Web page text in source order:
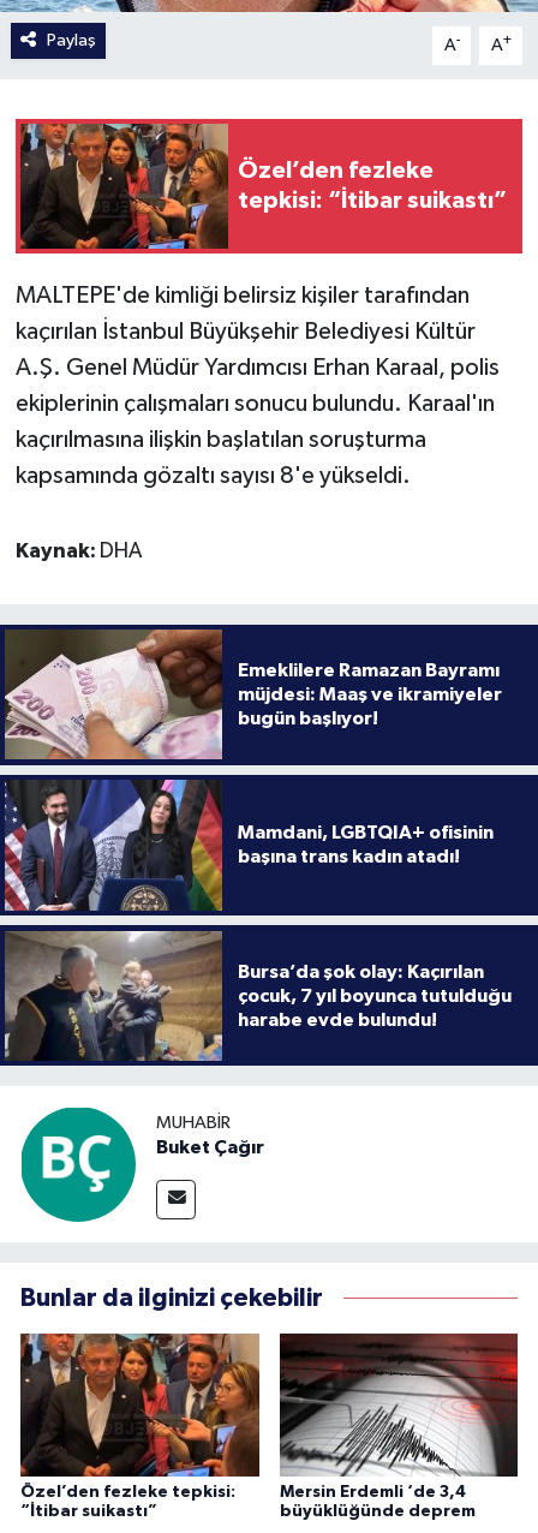
Paylaş A- A+
Özel’den fezleke
tepkisi: “İtibar suikastı”
MALTEPE'de kimliği belirsiz kişiler tarafından
kaçırılan İstanbul Büyükşehir Belediyesi Kültür
A.Ş. Genel Müdür Yardımcısı Erhan Karaal, polis
ekiplerinin çalışmaları sonucu bulundu. Karaal'ın
kaçırılmasına ilişkin başlatılan soruşturma
kapsamında gözaltı sayısı 8'e yükseldi.
Kaynak: DHA
Emeklilere Ramazan Bayramı
müjdesi: Maaş ve ikramiyeler
bugün başlıyor!
Mamdani, LGBTQIA+ ofisinin
başına trans kadın atadı!
Bursa’da şok olay: Kaçırılan
çocuk, 7 yıl boyunca tutulduğu
harabe evde bulundu!
MUHABIR
Buket Çağır
Bunlar da ilginizi çekebilir
Özel’den fezleke tepkisi:
“İtibar suikastı”
Mersin Erdemli ‘de 3,4
büyüklüğünde deprem